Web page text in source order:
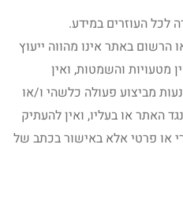
לכל העוזרים במידע.
הרשום באתר אינו מהווה ייעוץ
מטעויות והשמטות, ואין
מביצוע פעולה כלשהי ו/או
האתר או בעליו, ואין להעתיק
או פרטי אלא באישור בכתב של